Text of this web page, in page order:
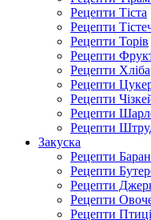
Рецепти Тіста
Рецепти
Рецепти Торів
Рецепти
Рецепти Хліба
Рецепти
Рецепти
Рецепти
Рецепти
Закуска
Рецепти
Рецепти
Рецепти
Рецепти
Рецепти Птиці